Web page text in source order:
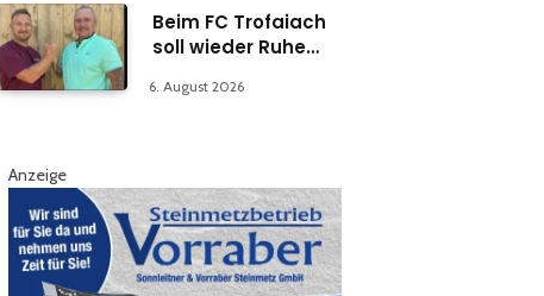
Beim FC Trofaiach
soll wieder Ruhe
6. August 2026
Anzeige